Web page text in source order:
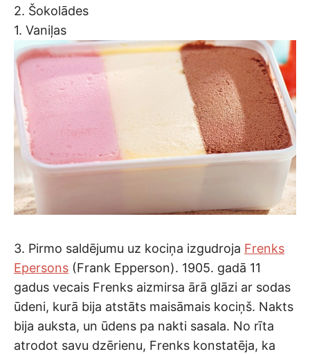
2. Šokolādes
1. Vaniļas
3. Pirmo saldējumu uz kociņa izgudroja Frenks
Epersons (Frank Epperson). 1905. gadā 11
gadus vecais Frenks aizmirsa ārā glāzi ar sodas
ūdeni, kurā bija atstāts maisāmais kociņš. Nakts
bija auksta, un ūdens pa nakti sasala. No rīta
atrodot savu dzērienu, Frenks konstatēja, ka